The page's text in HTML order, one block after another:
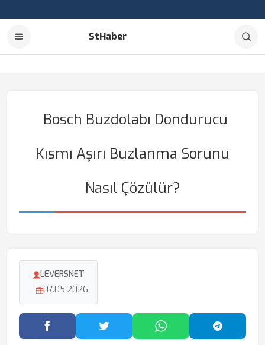
StHaber
Bosch Buzdolabı Dondurucu
Kısmı Aşırı Buzlanma Sorunu
Nasıl Çözülür?
LEVERSNET
07.05.2026
Facebook'ta PaylaşTwitter'da PaylaşWhatsApp'ta Paylaş